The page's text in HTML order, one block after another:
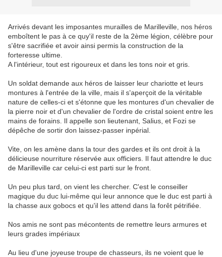
Arrivés devant les imposantes murailles de Marilleville, nos héros
emboîtent le pas à ce quy'il reste de la 2ème légion, célèbre pour
s'être sacrifiée et avoir ainsi permis la construction de la
forteresse ultime.
A l'intérieur, tout est rigoureux et dans les tons noir et gris.
Un soldat demande aux héros de laisser leur chariotte et leurs
montures à l'entrée de la ville, mais il s'aperçoit de la véritable
nature de celles-ci et s'étonne que les montures d'un chevalier de
la pierre noir et d'un chevalier de l'ordre de cristal soient entre les
mains de forains. Il appelle son lieutenant, Salius, et Fozi se
dépêche de sortir don laissez-passer inpérial.
Vite, on les amène dans la tour des gardes et ils ont droit à la
délicieuse nourriture réservée aux officiers. Il faut attendre le duc
de Marilleville car celui-ci est parti sur le front.
Un peu plus tard, on vient les chercher. C'est le conseiller
magique du duc lui-même qui leur annonce que le duc est parti à
la chasse aux gobocs et qu'il les attend dans la forêt pétrifiée.
Nos amis ne sont pas mécontents de remettre leurs armures et
leurs grades impériaux
Au lieu d'une joyeuse troupe de chasseurs, ils ne voient que le